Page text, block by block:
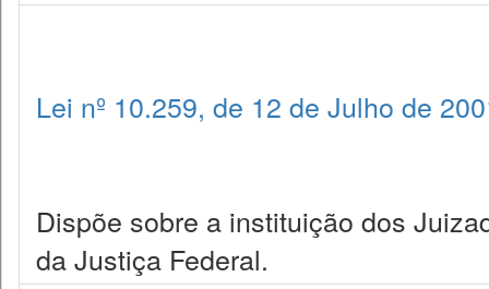
Lei nº 10.259, de 12 de Julho de
Dispõe sobre a instituição dos
da Justiça Federal.